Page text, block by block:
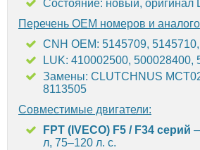
Состояние: новый, оригинал
Перечень OEM номеров и
CNH OEM: 5145709,
LUK: 410002500, 500028400,
Замены: CLUTCHNUS
8113505
Совместимые двигатели:
FPT (IVECO) F5 / F34 серий
л, 75–120 л. с.